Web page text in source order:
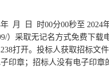
年 月 日 时00分00秒至 2024
） 采取无记名方式免费下载
打开。投标人获取招标文
印章；招标人没有电子印章